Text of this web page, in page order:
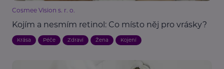
Cosmee Vision s. r. o.
Kojím a nesmím retinol: Co místo něj pro vrásky?
Krása Péče Zdraví Žena Kojení